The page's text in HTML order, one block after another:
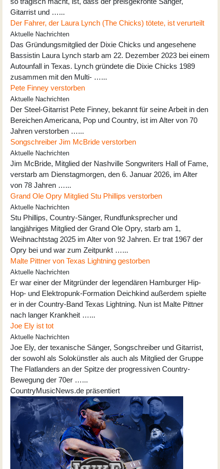
Gitarrist und …...
Der Fahrer, der Laura Lynch (The Chicks) tötete, ist verurteilt
Aktuelle Nachrichten
Das Gründungsmitglied der Dixie Chicks und angesehene
Bassistin Laura Lynch starb am 22. Dezember 2023 bei einem
Autounfall in Texas. Lynch gründete die Dixie Chicks 1989
zusammen mit den Multi- …...
Pete Finney verstorben
Aktuelle Nachrichten
Der Steel-Gitarrist Pete Finney, bekannt für seine Arbeit in den
Bereichen Americana, Pop und Country, ist im Alter von 70
Jahren verstorben …...
Songschreiber Jim McBride verstorben
Aktuelle Nachrichten
Jim McBride, Mitglied der Nashville Songwriters Hall of Fame,
verstarb am Dienstagmorgen, den 6. Januar 2026, im Alter
von 78 Jahren …...
Grand Ole Opry Mitglied Stu Phillips verstorben
Aktuelle Nachrichten
Stu Phillips, Country-Sänger, Rundfunksprecher und
langjähriges Mitglied der Grand Ole Opry, starb am 1,
Weihnachtstag 2025 im Alter von 92 Jahren. Er trat 1967 der
Opry bei und war zum Zeitpunkt …...
Malte Pittner von Texas Lightning gestorben
Aktuelle Nachrichten
Er war einer der Mitgründer der legendären Hamburger Hip-
Hop- und Elektropunk-Formation Deichkind außerdem spielte
er in der Country-Band Texas Lightning. Nun ist Malte Pittner
nach langer Krankheit …...
Joe Ely ist tot
Aktuelle Nachrichten
Joe Ely, der texanische Sänger, Songschreiber und Gitarrist,
der sowohl als Solokünstler als auch als Mitglied der Gruppe
The Flatlanders an der Spitze der progressiven Country-
Bewegung der 70er …...
CountryMusicNews.de präsentiert